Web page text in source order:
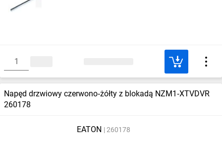
Napęd drzwiowy czerwono‑żółty z blokadą NZM1‑XTVDVR
260178
EATON 260178